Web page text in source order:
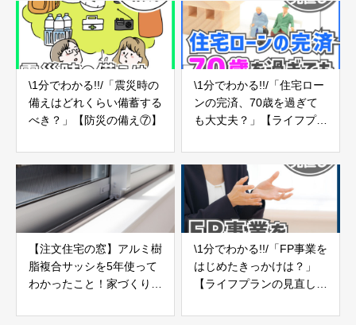
\1分でわかる!!/「震災時の
備えはどれくらい備蓄する
べき？」【防災の備え⑦】
\1分でわかる!!/「住宅ロー
ンの完済、70歳を過ぎて
も大丈夫？」【ライフプラ
【注文住宅の窓】アルミ樹
脂複合サッシを5年使って
わかったこと！家づくりで
【新築マイホーム】
\1分でわかる!!/「FP事業を
はじめたきっかけは？」
【ライフプランの見直し